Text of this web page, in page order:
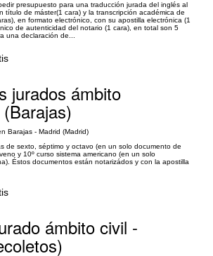
presupuesto para una traducción jurada del inglés al
título de máster(1 cara) y la transcripción académica de
en formato electrónico, con su apostilla electrónica (1
de autenticidad del notario (1 cara), en total son 5
una declaración de...
jurados ámbito
Barajas - Madrid (Madrid)
de sexto, séptimo y octavo (en un solo documento de
y 10º curso sistema americano (en un solo
Éstos documentos están notarizádos y con la apostilla
ámbito civil -